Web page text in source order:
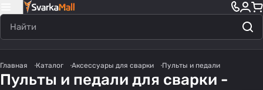
Главная Каталог Аксессуары для сварки Пульты и педали
Пульты и педали для сварки -